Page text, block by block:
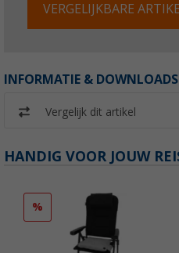
VERGELIJKBARE
INFORMATIE & DOWNLOADS
Vergelijk dit artikel
HANDIG VOOR JOUW
%